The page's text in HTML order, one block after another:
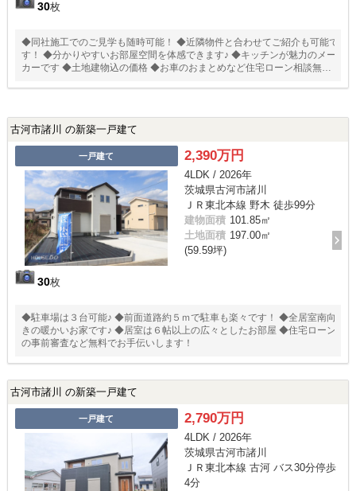
30枚
◆同社施工でのご見学も随時可能！ ◆近隣物件と合わせてご紹介も可能で
す！ ◆分かりやすいお部屋空間を体感できます♪ ◆キッチンが魅力のメー
カーです ◆土地建物込の価格 ◆お車のおまとめなど住宅ローン相談無料
古河市諸川 の新築一戸建て
一戸建て
30枚
2,390万円
4LDK / 2026年
茨城県古河市諸川
ＪＲ東北本線 野木 徒歩99分
建物面積 101.85㎡
土地面積 197.00㎡
(59.59坪)
◆駐車場は３台可能♪ ◆前面道路約５ｍで駐車も楽々です！ ◆全居室南向
きの暖かいお家です♪ ◆居室は６帖以上の広々としたお部屋 ◆住宅ローン
の事前審査など無料でお手伝いします！
古河市諸川 の新築一戸建て
一戸建て 2,790万円
4LDK / 2026年
茨城県古河市諸川
ＪＲ東北本線 古河 バス30分停歩
4分